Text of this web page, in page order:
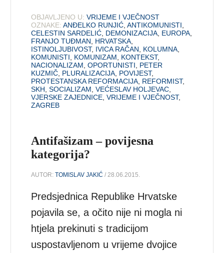
OBJAVLJENO U: VRIJEME I VJEČNOST
OZNAKE: ANĐELKO RUNJIĆ ,ANTIKOMUNISTI
CELESTIN SARDELIĆ DEMONIZACIJA EUROPA
FRANJO TUĐMAN
HRVATSKA
ISTINOLJUBIVOST, IVICA RAČAN KOLUMNA
KOMUNISTI
KOMUNIZAM KONTEKST,
NACIONALIZAM ,OPORTUNISTI
PETER
KUZMIČ PLURALIZACIJA POVIJEST,
PROTESTANSKA REFORMACIJA REFORMIST,
SKH ,SOCIALIZAM ,VEĆESLAV HOLJEVAC
VJERSKE ZAJEDNICE ,VRIJEME I VJEČNOST,
ZAGREB
Antifašizam – povijesna
kategorija?
AUTOR:TOMISLAV JAKIĆ / 28.06.2015.
Predsjednica Republike Hrvatske
pojavila se, a očito nije ni mogla ni
htjela prekinuti s tradicijom
uspostavljenom u vrijeme dvojice